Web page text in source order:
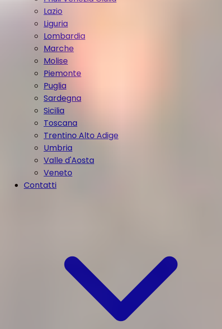
Lazio
Liguria
Lombardia
Marche
Molise
Piemonte
Puglia
Sardegna
Sicilia
Toscana
Trentino Alto Adige
Umbria
Valle d'Aosta
Veneto
Contatti